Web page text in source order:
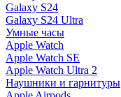
Galaxy S24
Galaxy S24 Ultra
Умные часы
Apple Watch
Apple Watch SE
Apple Watch Ultra 2
Наушники и гарнитуры